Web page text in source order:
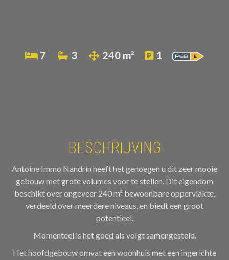
7 3 240 m² 1
BESCHRIJVING
Antoine Immo Nandrin heeft het genoegen u dit zeer mooie
gebouw met grote volumes voor te stellen. Dit eigendom
beschikt over ongeveer 240 m² bewoonbare oppervlakte,
verdeeld over meerdere niveaus, en biedt een groot
potentieel.
Momenteel is het goed als volgt samengesteld.
Het hoofdgebouw omvat een woonhuis met een ingerichte